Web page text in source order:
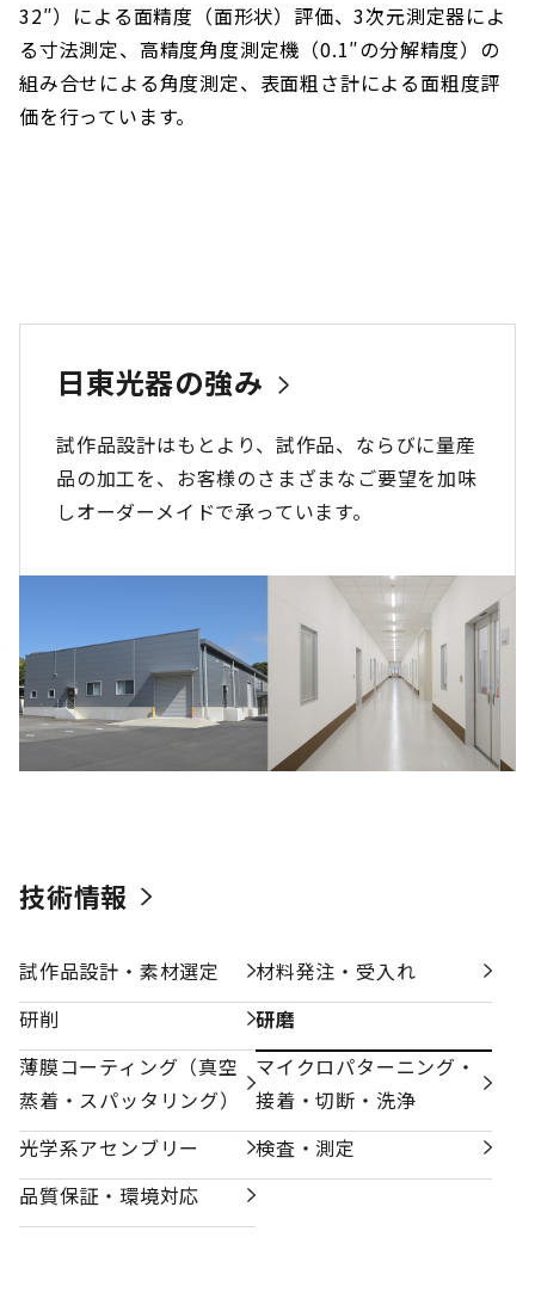
32″）による面精度（面形状）評価、3次元測定器によ
る寸法測定、高精度角度測定機（0.1″の分解精度）の
組み合せによる角度測定、表面粗さ計による面粗度評
価を行っています。
日東光器の強み
試作品設計はもとより、試作品、 ならびに量産
品の加工を、 お客様のさまざまなご要望を加味
しオーダーメイドで承っています。
技術情報
試作品設計・素材選定
材料発注・受入れ
研削
研磨
薄膜コーティング（真空
蒸着・スパッタリング）
マイクロパターニング・
接着・切断・洗浄
光学系アセンブリー
検査・測定
品質保証・環境対応